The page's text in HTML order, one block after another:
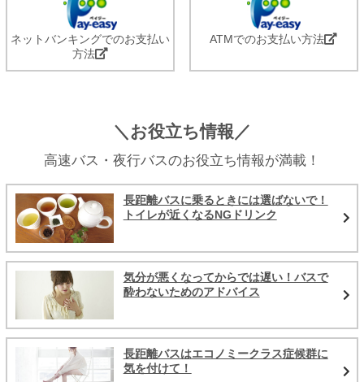
ネットバンキングでのお支払い
方法
ATMでのお支払い方法
＼お役立ち情報／
高速バス・夜行バスのお役立ち情報が満載！
長距離バスに乗るときには選ばないで！
トイレが近くなるNGドリンク
気分が悪くなってからでは遅い！バスで
酔わないためのアドバイス
長距離バスはエコノミークラス症候群に
気を付けて！